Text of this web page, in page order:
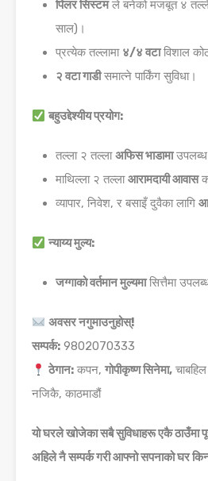
पिलर सिस्टमले बनेको मजबूत ४ तल्ले
साल)।
प्रत्येक तल्लामा ४/४ वटाविशाल
२ वटा गाडीसमात्ने पार्किंग सुविधा।
बहुउद्देश्यीय प्रयोग:
तल्ला २ तल्लाअफिस भाडामाउपलब्ध
माथिल्ला २ तल्लाआरामदायी आवास
व्यापार, निवेश, र बसाइँ दुवैका लागि
न्याय्य मुल्य:
जग्गाको वर्तमान मुल्यमासित्तैमा
अवसर नगुमाउनुहोस्!
सम्पर्क: 9802070333
ठेगान: कपन,गोपीकृष्ण सिनेमा,
नजिकै, काठमाडौं
यो घरले खोजेका सबै सुविधाहरू एकै ठाउँमा
अहिले नै सम्पर्क गरी आफ्नो सपनाको घर